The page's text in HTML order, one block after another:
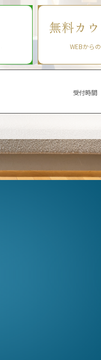
無料カ
WEBから
受付時